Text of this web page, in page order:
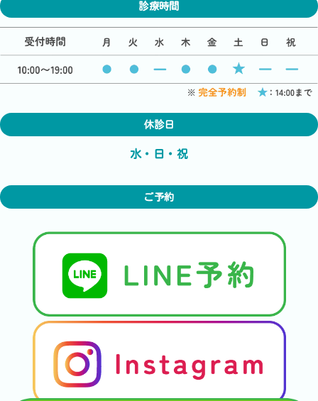
診療時間
休診日
水・日・祝
ご予約